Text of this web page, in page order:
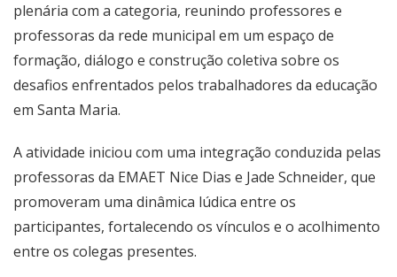
plenária com a categoria, reunindo professores e
professoras da rede municipal em um espaço de
formação, diálogo e construção coletiva sobre os
desafios enfrentados pelos trabalhadores da educação
em Santa Maria.
A atividade iniciou com uma integração conduzida pelas
professoras da EMAET Nice Dias e Jade Schneider, que
promoveram uma dinâmica lúdica entre os
participantes, fortalecendo os vínculos e o acolhimento
entre os colegas presentes.